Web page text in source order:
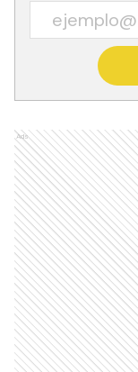
Ads